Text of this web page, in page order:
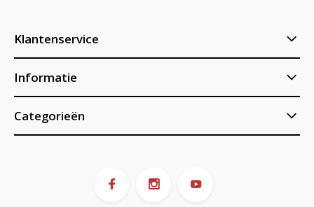
Klantenservice
Informatie
Categorieën